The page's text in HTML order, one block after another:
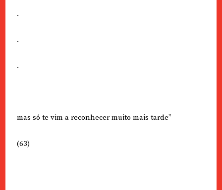
.
.
.
mas só te vim a reconhecer muito mais tarde”
(63)